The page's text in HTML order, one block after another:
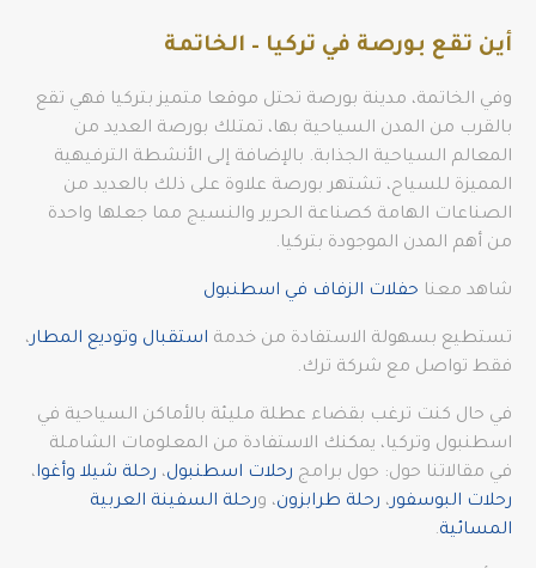
أين تقع بورصة في تركيا – الخاتمة
وفي الخاتمة، مدينة بورصة تحتل موقعا متميز بتركيا فهي تقع
بالقرب من المدن السياحية بها، تمتلك بورصة العديد من
المعالم السياحية الجذابة. بالإضافة إلى الأنشطة الترفيهية
المميزة للسياح، تشتهر بورصة علاوة على ذلك بالعديد من
الصناعات الهامة كصناعة الحرير والنسيج مما جعلها واحدة
من أهم المدن الموجودة بتركيا.
شاهد معنا حفلات الزفاف في اسطنبول
تستطيع بسهولة الاستفادة من خدمة استقبال وتوديع المطار،
فقط تواصل مع شركة ترك.
في حال كنت ترغب بقضاء عطلة مليئة بالأماكن السياحية في
اسطنبول وتركيا، يمكنك الاستفادة من المعلومات الشاملة
في مقالاتنا حول: حول برامج رحلات اسطنبول، رحلة شيلا وأغوا،
رحلات البوسفور، رحلة طرابزون، ورحلة السفينة العربية
المسائية.